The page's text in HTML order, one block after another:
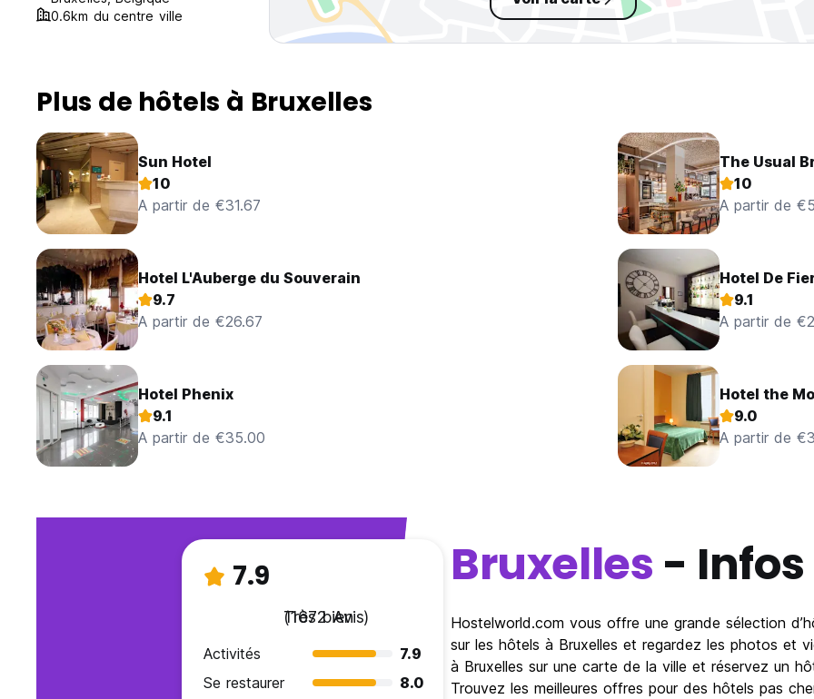
0.6km du centre ville
Plus de hôtels à Bruxelles
Sun Hotel
10
A partir de €31.67
The Usual
10
A partir de
Hotel L'Auberge du Souverain
9.7
A partir de €26.67
Hotel De
9.1
A partir de
Hotel Phenix
9.1
A partir de €35.00
Hotel the
9.0
A partir de
7.9
Très bien
(1672 Avis)
Activités
7.9
Se restaurer
8.0
Bruxelles - Infos
Hostelworld.com vous offre une grande sélection
sur les hôtels à Bruxelles et regardez les photos et
à Bruxelles sur une carte de la ville et réservez un
Trouvez les meilleures offres pour des hôtels pas